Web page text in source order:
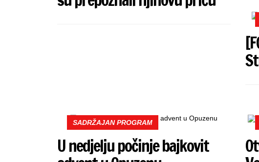
SADRŽAJAN PROGRAM
U nedjelju počinje bajkovit